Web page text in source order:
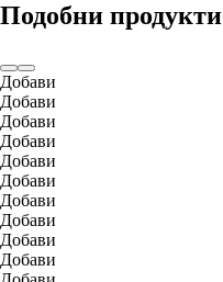
Подобни продукти
Добави
Добави
Добави
Добави
Добави
Добави
Добави
Добави
Добави
Добави